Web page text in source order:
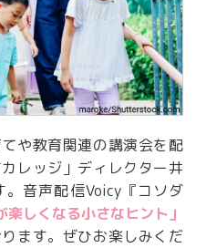
や教育関連の講演会を配
レッジ」ディレクター井
音声配信Voicy『コソダ
楽しくなる小さなヒント」
ます。ぜひお楽しみくだ